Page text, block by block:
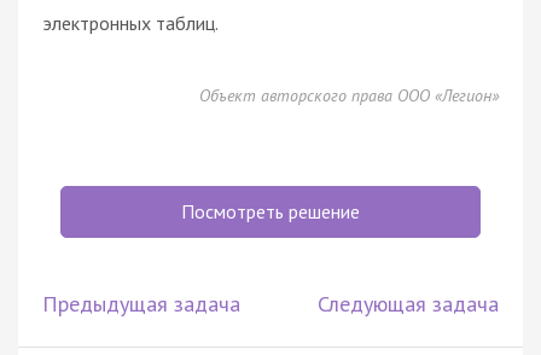
электронных таблиц.
Объект авторского права ООО «Легион»
Посмотреть решение
Предыдущая задача Следующая задача